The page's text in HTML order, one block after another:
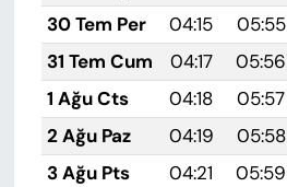
30 Tem Per
04:15 05:55
31 Tem Cum
04:17 05:56
1 Ağu Cts
04:18 05:57
2 Ağu Paz
04:19 05:58
3 Ağu Pts
04:21 05:59